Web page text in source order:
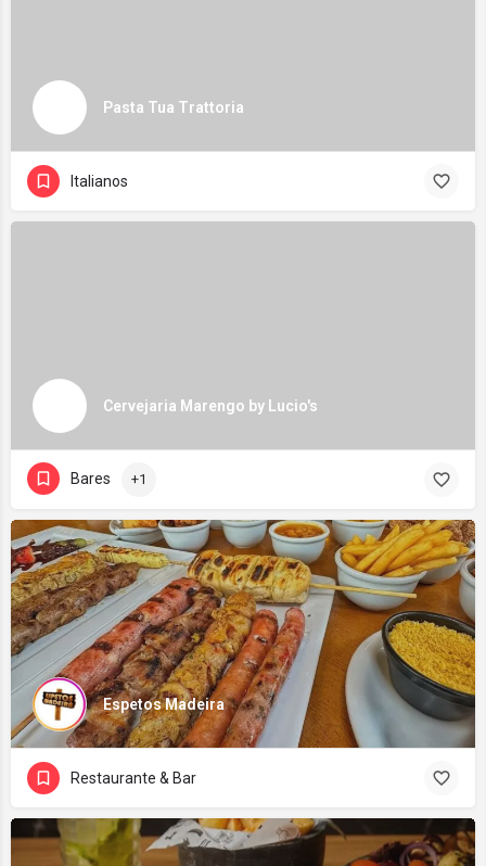
Pasta Tua Trattoria
Italianos
Cervejaria Marengo by Lucio's
Bares +1
Espetos Madeira
Restaurante & Bar